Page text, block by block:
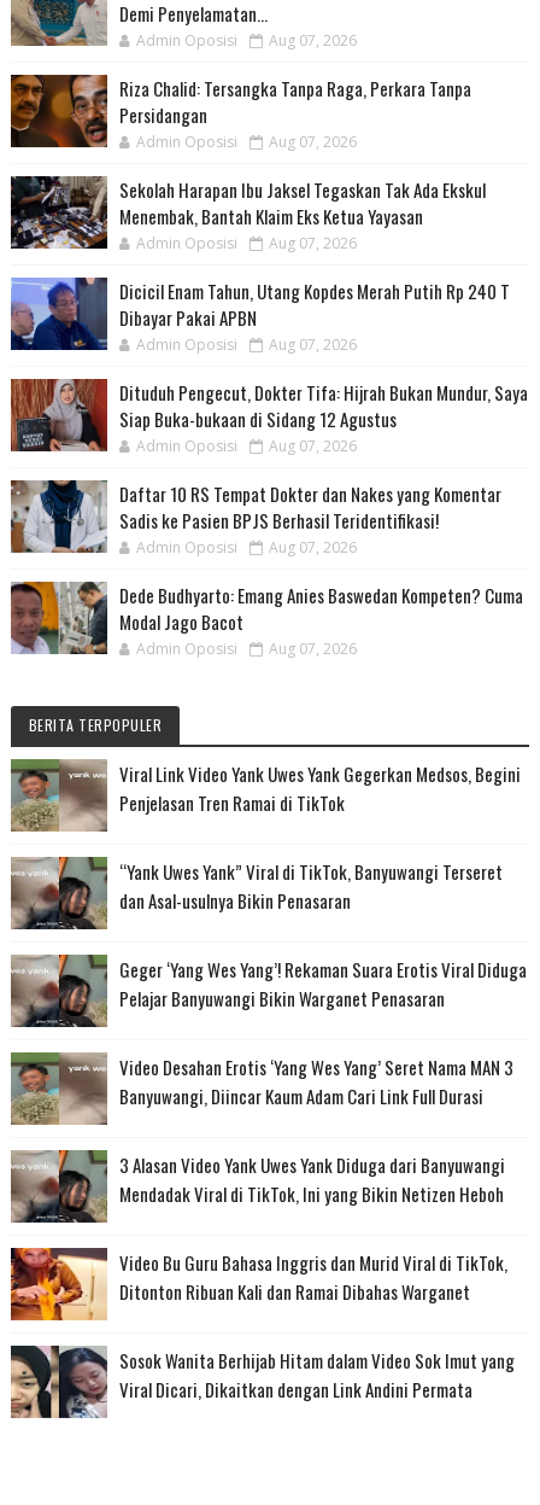
Demi Penyelamatan...
Admin Oposisi Aug 07, 2026
Riza Chalid: Tersangka Tanpa Raga, Perkara Tanpa
Persidangan
Admin Oposisi Aug 07, 2026
Sekolah Harapan Ibu Jaksel Tegaskan Tak Ada Ekskul
Menembak, Bantah Klaim Eks Ketua Yayasan
Admin Oposisi Aug 07, 2026
Dicicil Enam Tahun, Utang Kopdes Merah Putih Rp 240 T
Dibayar Pakai APBN
Admin Oposisi Aug 07, 2026
Dituduh Pengecut, Dokter Tifa: Hijrah Bukan Mundur, Saya
Siap Buka-bukaan di Sidang 12 Agustus
Admin Oposisi Aug 07, 2026
Daftar 10 RS Tempat Dokter dan Nakes yang Komentar
Sadis ke Pasien BPJS Berhasil Teridentifikasi!
Admin Oposisi Aug 07, 2026
Dede Budhyarto: Emang Anies Baswedan Kompeten? Cuma
Modal Jago Bacot
Admin Oposisi Aug 07, 2026
BERITA TERPOPULER
Viral Link Video Yank Uwes Yank Gegerkan Medsos, Begini
Penjelasan Tren Ramai di TikTok
“Yank Uwes Yank” Viral di TikTok, Banyuwangi Terseret
dan Asal-usulnya Bikin Penasaran
Geger ‘Yang Wes Yang’! Rekaman Suara Erotis Viral Diduga
Pelajar Banyuwangi Bikin Warganet Penasaran
Video Desahan Erotis ‘Yang Wes Yang’ Seret Nama MAN 3
Banyuwangi, Diincar Kaum Adam Cari Link Full Durasi
3 Alasan Video Yank Uwes Yank Diduga dari Banyuwangi
Mendadak Viral di TikTok, Ini yang Bikin Netizen Heboh
Video Bu Guru Bahasa Inggris dan Murid Viral di TikTok,
Ditonton Ribuan Kali dan Ramai Dibahas Warganet
Sosok Wanita Berhijab Hitam dalam Video Sok Imut yang
Viral Dicari, Dikaitkan dengan Link Andini Permata